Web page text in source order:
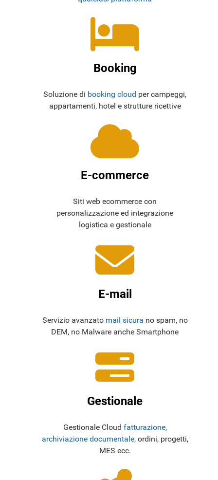
Booking
Soluzione di booking cloud per campeggi,
appartamenti, hotel e strutture ricettive
E-commerce
Siti web ecommerce con
personalizzazione ed integrazione
logistica e gestionale
E-mail
Servizio avanzato mail sicura no spam, no
DEM, no Malware anche Smartphone
Gestionale
Gestionale Cloud fatturazione,
archiviazione documentale, ordini, progetti,
MES ecc.